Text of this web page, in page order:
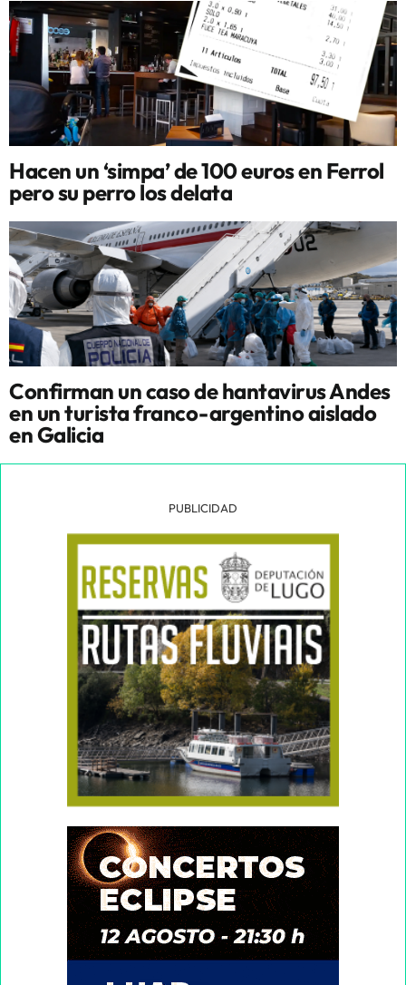
Hacen un ‘simpa’ de 100 euros en Ferrol
pero su perro los delata
Confirman un caso de hantavirus Andes
en un turista franco-argentino aislado
en Galicia
PUBLICIDAD